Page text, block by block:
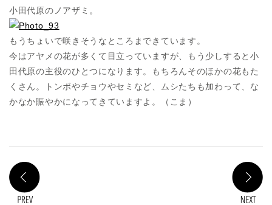
小田代原のノアザミ。
もうちょいで咲きそうなところまできています。
今はアヤメの花が多くて目立っていますが、もう少しすると小
田代原の主役のひとつになります。もちろんそのほかの花もた
くさん。トンボやチョウやセミなど、ムシたちも加わって、な
かなか賑やかになってきていますよ。（こま）